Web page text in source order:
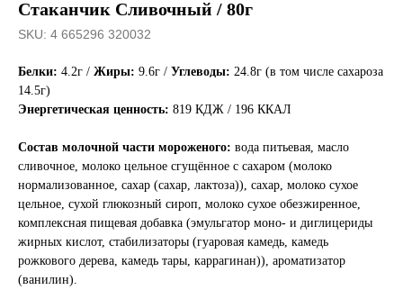
Стаканчик Сливочный / 80г
SKU: 4 665296 320032
Белки: 4.2г / Жиры: 9.6г / Углеводы: 24.8г (в том числе сахароза
14.5г)
Энергетическая ценность: 819 КДЖ / 196 ККАЛ
Состав молочной части мороженого: вода питьевая, масло
сливочное, молоко цельное сгущённое с сахаром (молоко
нормализованное, сахар (сахар, лактоза)), сахар, молоко сухое
цельное, сухой глюкозный сироп, молоко сухое обезжиренное,
комплексная пищевая добавка (эмульгатор моно- и диглицериды
жирных кислот, стабилизаторы (гуаровая камедь, камедь
рожкового дерева, камедь тары, каррагинан)), ароматизатор
(ванилин).